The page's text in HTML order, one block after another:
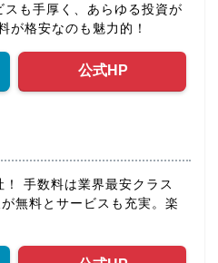
も手厚く、あらゆる投資が
が格安なのも魅力的！
公式HP
手数料は業界最安クラス
無料とサービスも充実。楽